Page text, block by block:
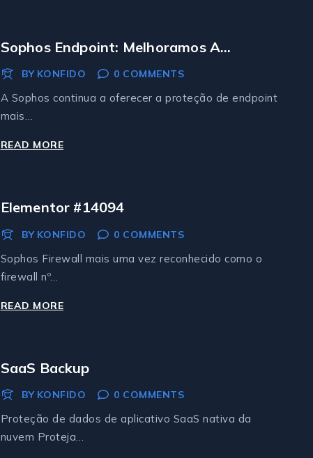
2024
Sophos Endpoint: Melhoramos A
Proteção Adaptativa Contra Ataques
BY KONFIDO 0 COMMENTS
A Sophos continua a oferecer a proteção de endpoint
mais…
READ MORE
ADAPTATIVA
CONTRA
Elementor #14094
BY KONFIDO 0 COMMENTS
Sophos Firewall mais uma vez reconhecido como o
firewall nº…
READ MORE
SaaS Backup
BY KONFIDO 0 COMMENTS
Proteção de dados de aplicativo SaaS nativa da
nuvem Proteja…